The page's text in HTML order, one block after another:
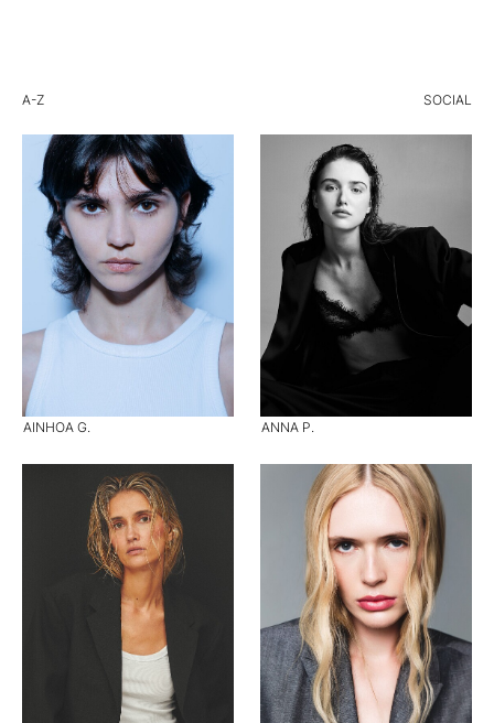
A-Z SOCIAL
AINHOA G. ANNA P.